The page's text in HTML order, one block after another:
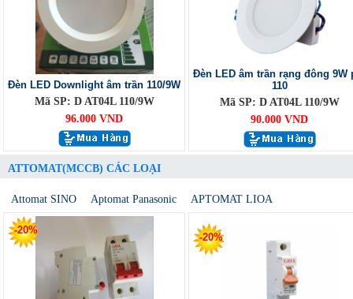
Đèn LED Downlight âm trần 110/9W
Mã SP: D AT04L 110/9W
96.000 VND
Đèn LED âm trần rạng đông 9W
110
Mã SP: D AT04L 110/9W
90.000 VND
ATTOMAT(MCCB) CÁC LOẠI
Attomat SINO Aptomat Panasonic APTOMAT LIOA
-20%
-20%